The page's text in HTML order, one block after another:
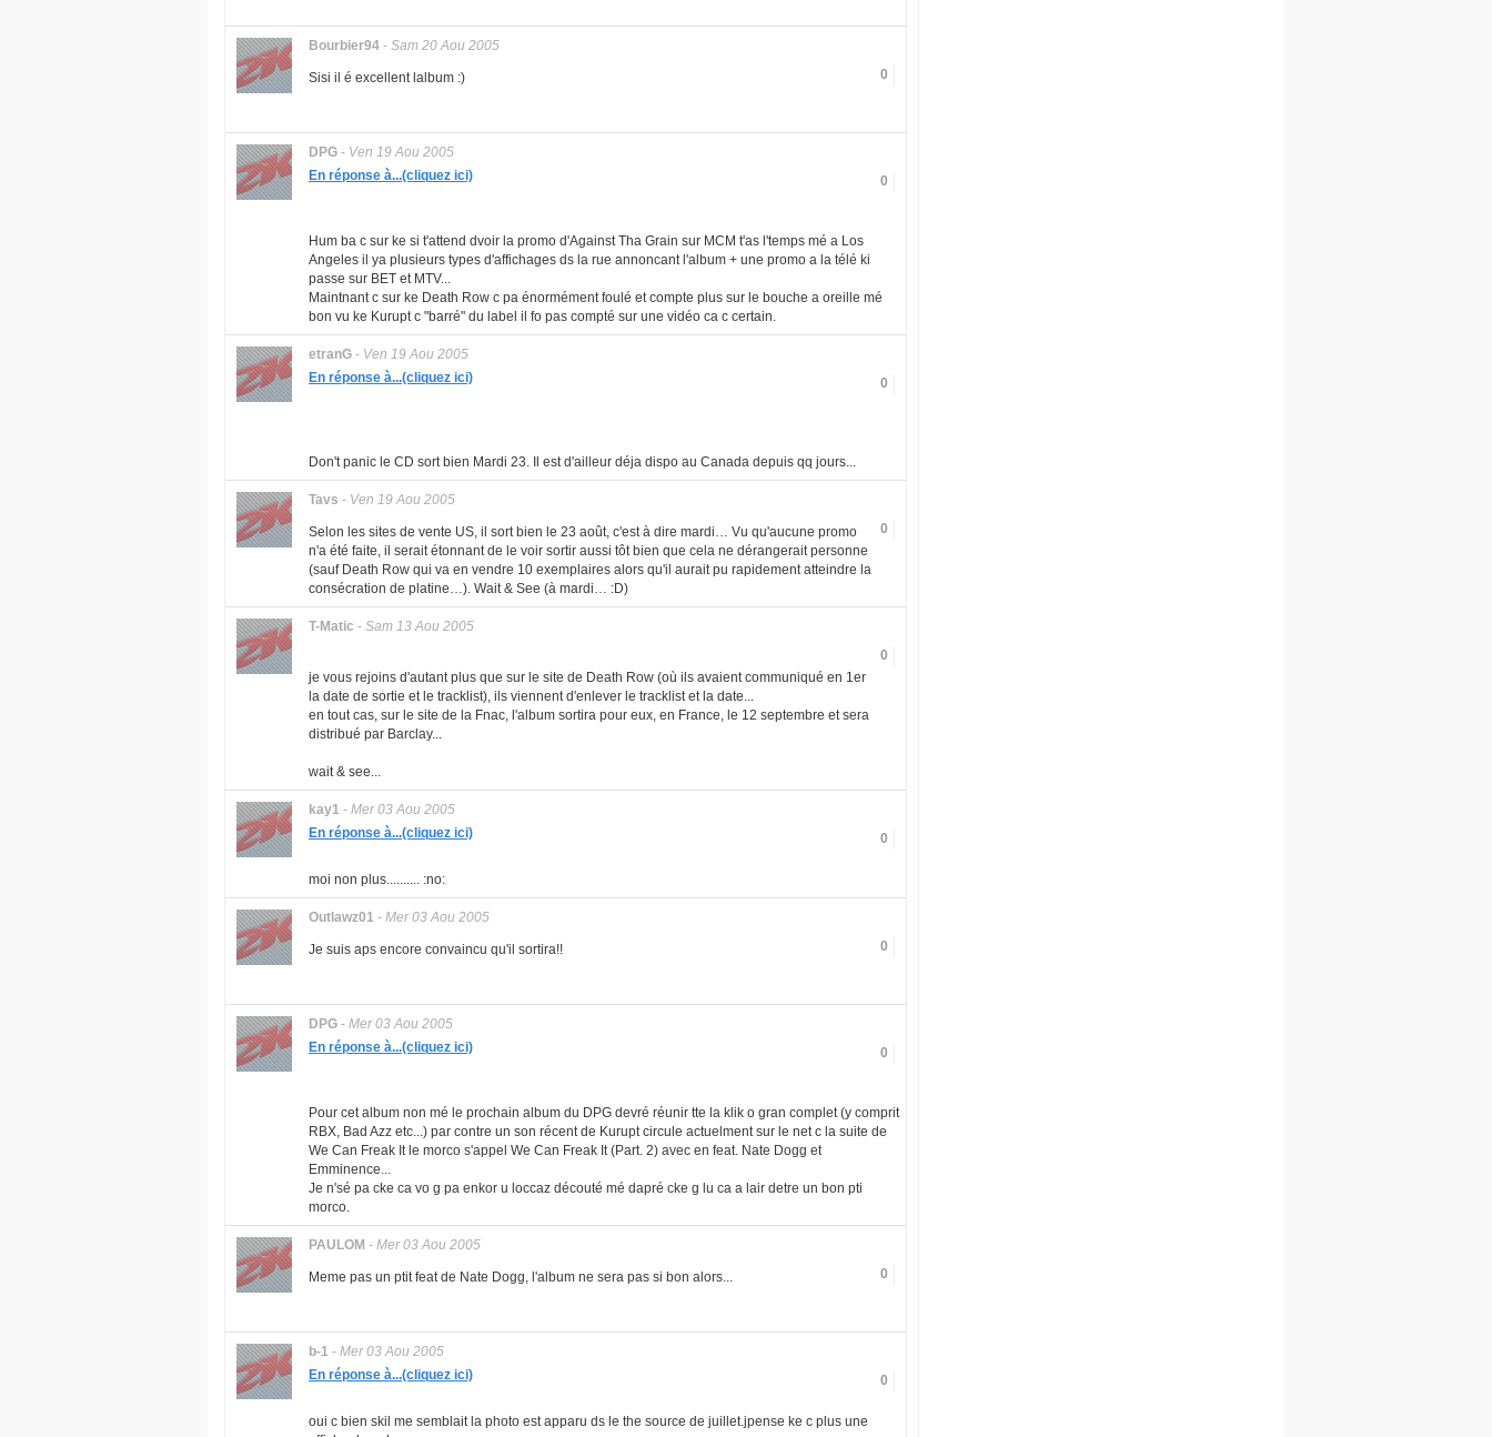
Bourbier94 - Sam 20 Aou 2005
0
Sisi il é excellent lalbum :)
DPG - Ven 19 Aou 2005
0
En réponse à...(cliquez ici)
Hum ba c sur ke si t'attend dvoir la promo d'Against Tha Grain sur MCM t'as l'temps mé a Los
Angeles il ya plusieurs types d'affichages ds la rue annoncant l'album + une promo a la télé ki
passe sur BET et MTV...
Maintnant c sur ke Death Row c pa énormément foulé et compte plus sur le bouche a oreille mé
bon vu ke Kurupt c "barré" du label il fo pas compté sur une vidéo ca c certain.
etranG - Ven 19 Aou 2005
0
En réponse à...(cliquez ici)
Don't panic le CD sort bien Mardi 23. Il est d'ailleur déja dispo au Canada depuis qq jours...
Tavs - Ven 19 Aou 2005
0
Selon les sites de vente US, il sort bien le 23 août, c'est à dire mardi… Vu qu'aucune promo
n'a été faite, il serait étonnant de le voir sortir aussi tôt bien que cela ne dérangerait personne
(sauf Death Row qui va en vendre 10 exemplaires alors qu'il aurait pu rapidement atteindre la
consécration de platine…). Wait & See (à mardi… :D)
T-Matic - Sam 13 Aou 2005
0
je vous rejoins d'autant plus que sur le site de Death Row (où ils avaient communiqué en 1er
la date de sortie et le tracklist), ils viennent d'enlever le tracklist et la date...
en tout cas, sur le site de la Fnac, l'album sortira pour eux, en France, le 12 septembre et sera
distribué par Barclay...
wait & see...
kay1 - Mer 03 Aou 2005
0
En réponse à...(cliquez ici)
moi non plus.......... :no:
Outlawz01 - Mer 03 Aou 2005
0
Je suis aps encore convaincu qu'il sortira!!
DPG - Mer 03 Aou 2005
0
En réponse à...(cliquez ici)
Pour cet album non mé le prochain album du DPG devré réunir tte la klik o gran complet (y comprit
RBX, Bad Azz etc...) par contre un son récent de Kurupt circule actuelment sur le net c la suite de
We Can Freak It le morco s'appel We Can Freak It (Part. 2) avec en feat. Nate Dogg et
Emminence...
Je n'sé pa cke ca vo g pa enkor u loccaz découté mé dapré cke g lu ca a lair detre un bon pti
morco.
PAULOM - Mer 03 Aou 2005
0
Meme pas un ptit feat de Nate Dogg, l'album ne sera pas si bon alors...
b-1 - Mer 03 Aou 2005
0
En réponse à...(cliquez ici)
oui c bien skil me semblait la photo est apparu ds le the source de juillet.jpense ke c plus une